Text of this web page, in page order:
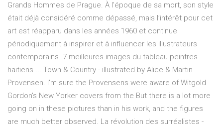
Grands Hommes de Prague. À l’époque de sa mort, son style
était déjà considéré comme dépassé, mais l’intérêt pour cet
art est réapparu dans les années 1960 et continue
périodiquement à inspirer et à influencer les illustrateurs
contemporains. 7 meilleures images du tableau peintres
haitiens ... Town & Country - illustrated by Alice & Martin
Provensen. I'm sure the Provensens were aware of Witgold
Gordon's New Yorker covers from the But there is a lot more
going on in these pictures than in his work, and the figures
are much better observed. La révolution des surréalistes -